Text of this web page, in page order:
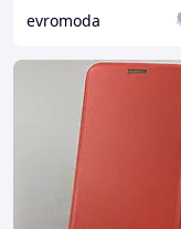
evromoda